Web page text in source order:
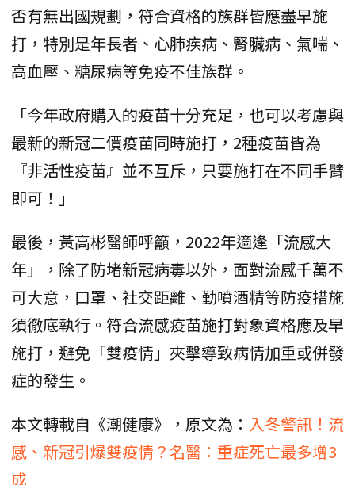
否有無出國規劃，符合資格的族群皆應盡早施
打，特別是年長者、心肺疾病、腎臟病、氣喘、
高血壓、糖尿病等免疫不佳族群。
「今年政府購入的疫苗十分充足，也可以考慮與
最新的新冠二價疫苗同時施打，2種疫苗皆為
『非活性疫苗』並不互斥，只要施打在不同手臂
即可！」
最後，黃高彬醫師呼籲，2022年適逢「流感大
年」，除了防堵新冠病毒以外，面對流感千萬不
可大意，口罩、社交距離、勤噴酒精等防疫措施
須徹底執行。符合流感疫苗施打對象資格應及早
施打，避免「雙疫情」夾擊導致病情加重或併發
症的發生。
本文轉載自《潮健康》，原文為： 入冬警訊！流
感、新冠引爆雙疫情？名醫：重症死亡最多增3
成